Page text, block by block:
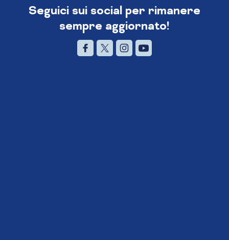
Seguici sui social per rimanere
sempre aggiornato!